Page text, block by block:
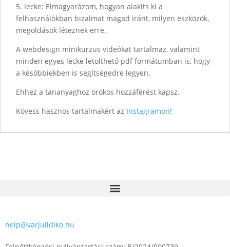
5. lecke: Elmagyarázom, hogyan alakíts ki a
felhasználókban bizalmat magad iránt, milyen eszközök,
megoldások léteznek erre.
A webdesign minikurzus videókat tartalmaz, valamint
minden egyes lecke letölthető pdf formátumban is, hogy
a későbbiekben is segítségedre legyen.
Ehhez a tananyaghoz örökös hozzáférést kapsz.
Kövess hasznos tartalmakért az Instagramon!
help@varjuildiko.hu